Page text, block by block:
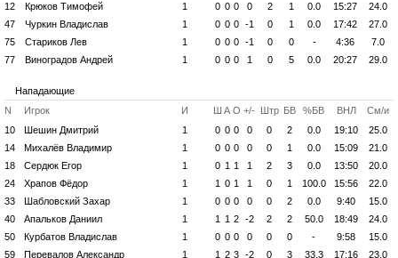
12
Крюков Тимофей 1 0 0 0 0 2 1 0.0 15:27
24.0
47
Чуркин Владислав 1 0 0 0 -1 0 1 0.0 17:42
27.0
75
Стариков Лев 1 0 0 0 -1 0 0 - 4:36
7.0
77
Виноградов Андрей 1 0 0 0 1 0 5 0.0 20:27 29.0
Нападающие
N
Игрок И Ш А О +/- Штр БВ %БВ ВНЛ
См/и
10
Шешин Дмитрий 1 0 0 0 0 0 2 0.0 19:10
25.0
14
Михалёв Владимир 1 0 0 0 0 0 1 0.0 15:09
21.0
18
Сердюк Егор 1 0 1 1 1 2 3 0.0 13:50
20.0
24
Храпов Фёдор 1 1 0 1 1 0 1 100.0 15:56
22.0
33
Шабловский Захар 1 0 0 0 0 0 2 0.0 9:40
15.0
40
Апальков Даниил 1 1 1 2 -2 2 2 50.0 18:49
24.0
50
Курбатов Владислав 1 0 0 0 0 0 0 - 9:58
15.0
59
Перевалов Александр 1 1 2 3 -2 0 3 33.3 17:16
23.0